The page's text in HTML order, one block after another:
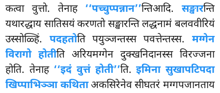
कत्वा वुत्तो. तेनाह ‘‘पच्चुप्पन्नान’’न्तिआदि. सङ्खारन्ति
यथारद्धाय सातिसयं करणतो सङ्खारन्ति लद्धनामं बलववीरियं
उस्सोळ्हिं. पदहतोति पयुञ्जन्तस्स पवत्तेन्तस्स. मग्गेन
विरागो होतीति अरियमग्गेन दुक्खनिदानस्स विरज्जना
होति. तेनाह ‘‘इदं वुत्तं होती’’ति.इमिना सुखापटिपदा
खिप्पाभिञ्ञा कथिताअकसिरेनेव सीघतरं मग्गपजानताय